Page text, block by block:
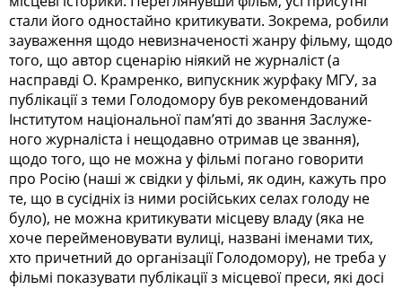
стали його одностайно критикувати. Зокрема, робили
зауваження щодо невизначеності жанру фільму, щодо
того, що автор сценарію ніякий не журналіст (а
насправді О. Крам­ренко, випускник журфаку МГУ, за
публікації з теми Голодомору був рекомендований
Інститутом національної пам’яті до звання Заслуже­
ного журналіста і нещодавно отримав це звання),
щодо того, що не можна у фільмі погано говорити
про Росію (наші ж свідки у фільмі, як один, кажуть про
те, що в сусідніх із ними російських селах голоду не
було), не можна критикувати місцеву владу (яка не
хоче перейменовувати вулиці, названі іменами тих,
хто причетний до організації Голодомору), не треба у
фільмі показувати публікації з місцевої преси, які досі